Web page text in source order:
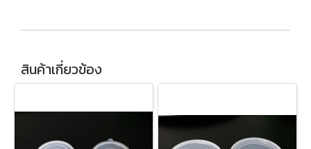
สินค้าเกี่ยวข้อง